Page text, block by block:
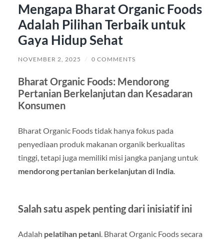
Mengapa Bharat Organic Foods
Adalah Pilihan Terbaik untuk
Gaya Hidup Sehat
NOVEMBER 2, 2025 / 0 COMMENTS
Bharat Organic Foods: Mendorong
Pertanian Berkelanjutan dan Kesadaran
Konsumen
Bharat Organic Foods tidak hanya fokus pada
penyediaan produk makanan organik berkualitas
tinggi, tetapi juga memiliki misi jangka panjang untuk
mendorong pertanian berkelanjutan di India.
Salah satu aspek penting dari inisiatif ini
Adalah pelatihan petani. Bharat Organic Foods secara